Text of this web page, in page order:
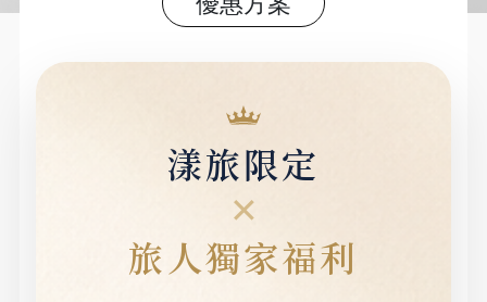
漾旅限定
✕
旅人獨家福利